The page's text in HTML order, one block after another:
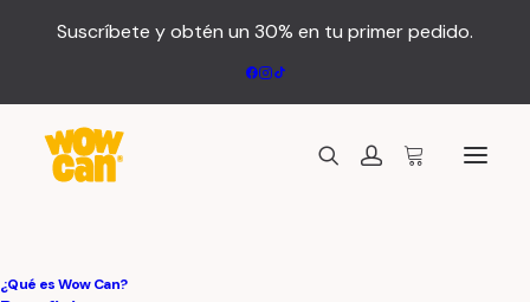
Suscríbete y obtén un 30% en tu primer pedido.
¿Qué es Wow Can?